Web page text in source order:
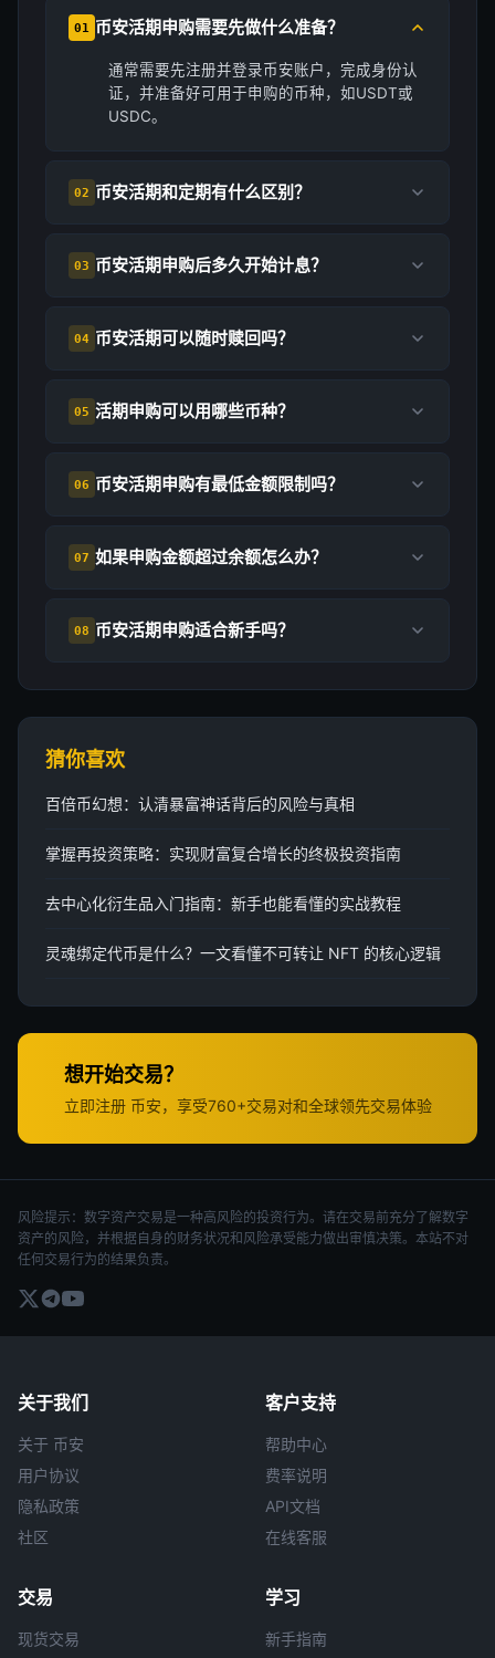
01 币安活期申购需要先做什么准备？
通常需要先注册并登录币安账户，完成身份认
证，并准备好可用于申购的币种，如USDT或
USDC。
02 币安活期和定期有什么区别？
03 币安活期申购后多久开始计息？
04 币安活期可以随时赎回吗？
05 活期申购可以用哪些币种？
06 币安活期申购有最低金额限制吗？
07 如果申购金额超过余额怎么办？
08 币安活期申购适合新手吗？
猜你喜欢
百倍币幻想：认清暴富神话背后的风险与真相
掌握再投资策略：实现财富复合增长的终极投资指南
去中心化衍生品入门指南：新手也能看懂的实战教程
灵魂绑定代币是什么？一文看懂不可转让 NFT 的核心逻辑
想开始交易？
立即注册 币安，享受760+交易对和全球领先交易体验
风险提示：数字资产交易是一种高风险的投资行为。请在交易前充分了解数字
资产的风险，并根据自身的财务状况和风险承受能力做出审慎决策。本站不对
任何交易行为的结果负责。
关于我们
关于 币安
用户协议
隐私政策
社区
客户支持
帮助中心
费率说明
API文档
在线客服
交易
现货交易
学习
新手指南